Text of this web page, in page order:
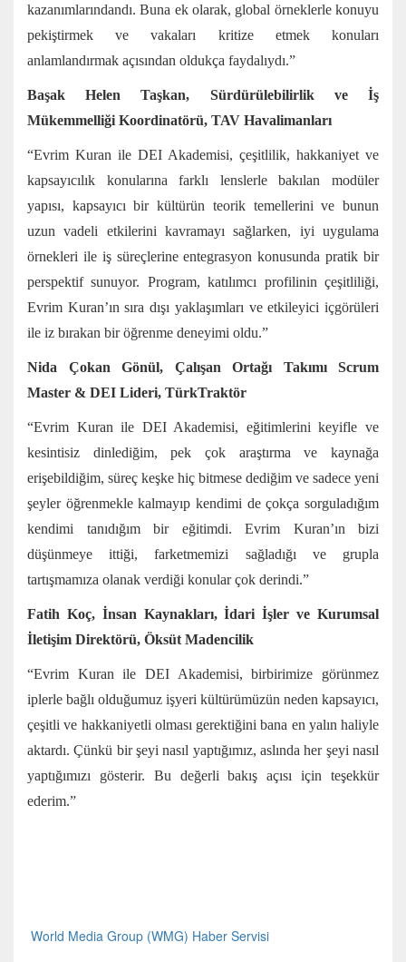
kazanımlarındandı. Buna ek olarak, global örneklerle konuyu
pekiştirmek ve vakaları kritize etmek konuları
anlamlandırmak açısından oldukça faydalıydı.”
Başak Helen Taşkan, Sürdürülebilirlik ve İş
Mükemmelliği Koordinatörü, TAV Havalimanları
“Evrim Kuran ile DEI Akademisi, çeşitlilik, hakkaniyet ve
kapsayıcılık konularına farklı lenslerle bakılan modüler
yapısı, kapsayıcı bir kültürün teorik temellerini ve bunun
uzun vadeli etkilerini kavramayı sağlarken, iyi uygulama
örnekleri ile iş süreçlerine entegrasyon konusunda pratik bir
perspektif sunuyor. Program, katılımcı profilinin çeşitliliği,
Evrim Kuran’ın sıra dışı yaklaşımları ve etkileyici içgörüleri
ile iz bırakan bir öğrenme deneyimi oldu.”
Nida Çokan Gönül, Çalışan Ortağı Takımı Scrum
Master & DEI Lideri, TürkTraktör
“Evrim Kuran ile DEI Akademisi, eğitimlerini keyifle ve
kesintisiz dinlediğim, pek çok araştırma ve kaynağa
erişebildiğim, süreç keşke hiç bitmese dediğim ve sadece yeni
şeyler öğrenmekle kalmayıp kendimi de çokça sorguladığım
kendimi tanıdığım bir eğitimdi. Evrim Kuran’ın bizi
düşünmeye ittiği, farketmemizi sağladığı ve grupla
tartışmamıza olanak verdiği konular çok derindi.”
Fatih Koç, İnsan Kaynakları, İdari İşler ve Kurumsal
İletişim Direktörü, Öksüt Madencilik
“Evrim Kuran ile DEI Akademisi, birbirimize görünmez
iplerle bağlı olduğumuz işyeri kültürümüzün neden kapsayıcı,
çeşitli ve hakkaniyetli olması gerektiğini bana en yalın haliyle
aktardı. Çünkü bir şeyi nasıl yaptığımız, aslında her şeyi nasıl
yaptığımızı gösterir. Bu değerli bakış açısı için teşekkür
ederim.”
World Media Group (WMG) Haber Servisi